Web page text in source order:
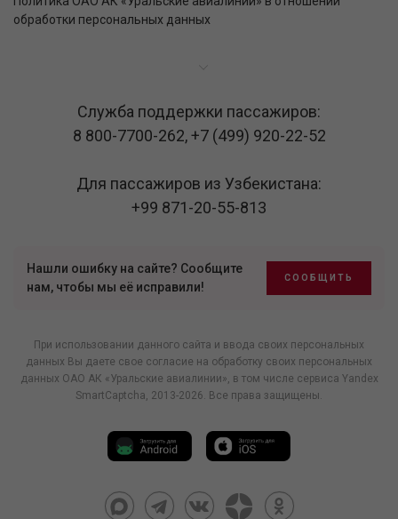
обработки персональных данных
Служба поддержки пассажиров:
8 800-7700-262,+7 (499) 920-22-52
Для пассажиров из Узбекистана:
+99 871-20-55-813
Нашли ошибку на сайте? Сообщите
нам, чтобы мы её исправили!
СООБЩИТЬ
При использовании данного сайта и ввода своих персональных
данных Вы даете свое согласие на обработку своих персональных
данных ОАО АК «Уральские авиалинии», в том числе сервиса Yandex
SmartCaptcha, 2013-2026. Все права защищены.